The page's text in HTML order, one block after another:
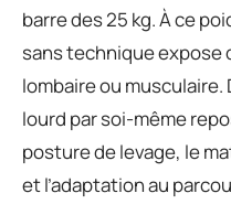
barre des 25 kg. À ce
sans technique expose
lombaire ou
lourd par soi-même
posture de levage, le
et l’adaptation au